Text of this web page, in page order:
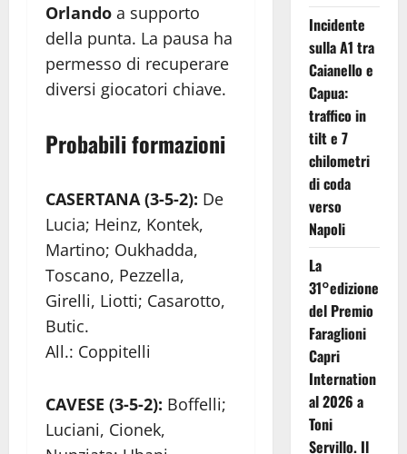
Orlando a supporto
della punta. La pausa ha
permesso di recuperare
diversi giocatori chiave.
Probabili formazioni
CASERTANA (3-5-2): De
Lucia; Heinz, Kontek,
Martino; Oukhadda,
Toscano, Pezzella,
Girelli, Liotti; Casarotto,
Butic.
All.: Coppitelli
CAVESE (3-5-2): Boffelli;
Luciani, Cionek,
Incidente
sulla A1 tra
Caianello e
Capua:
traffico in
tilt e 7
chilometri
di coda
verso
Napoli
La
31°edizione
del Premio
Faraglioni
Capri
Internation
al 2026 a
Toni
Servillo. Il